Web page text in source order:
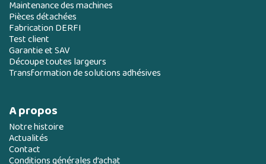
Maintenance des machines
Pièces détachées
Fabrication DERFI
Test client
Garantie et SAV
Découpe toutes largeurs
Transformation de solutions adhésives
A propos
Notre histoire
Actualités
Contact
Conditions générales d’achat